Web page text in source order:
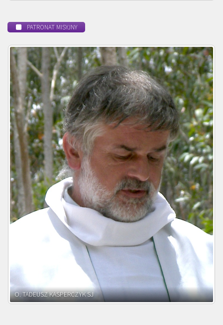
PATRONAT MISYJNY
O. ADNRZEJ LEŚNIARA SJ